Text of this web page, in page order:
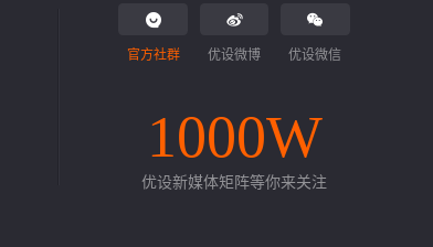
官方社群 优设微博 优设微信
1000W
优设新媒体矩阵等你来关注